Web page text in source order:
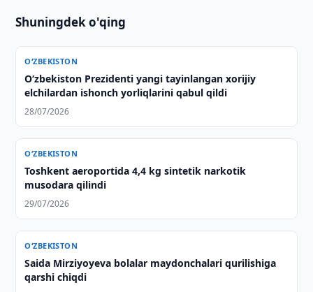
Shuningdek o'qing
O‘ZBEKISTON
Oʻzbekiston Prezidenti yangi tayinlangan xorijiy
elchilardan ishonch yorliqlarini qabul qildi
28/07/2026
O‘ZBEKISTON
Toshkent aeroportida 4,4 kg sintetik narkotik
musodara qilindi
29/07/2026
O‘ZBEKISTON
Saida Mirziyoyeva bolalar maydonchalari qurilishiga
qarshi chiqdi